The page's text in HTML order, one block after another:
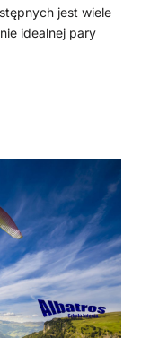
jest wiele
idealnej pary